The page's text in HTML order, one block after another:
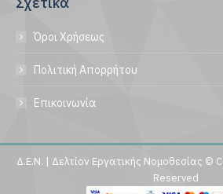
opens
in
window
opens
window
Όροι Χρήσεως
Πολιτική Απορρήτου
Επικοινωνία
Δ.Ε.Ν. | Δελτίον Εργατικής Νομοθεσίας ©
Reserved